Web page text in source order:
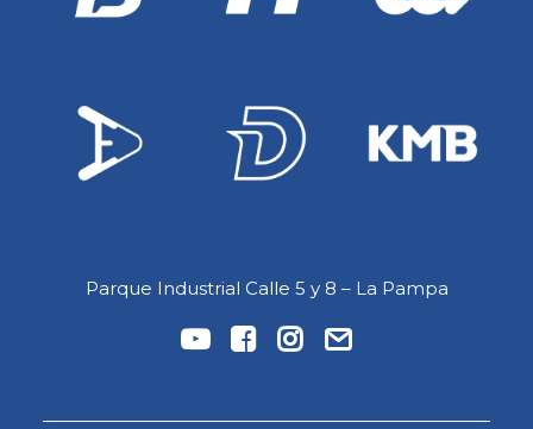
Parque Industrial Calle 5 y 8 – La Pampa